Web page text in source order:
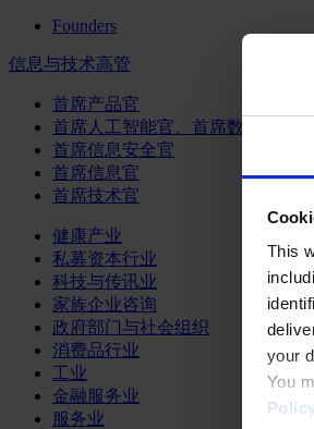
This
your
You
Founders
信息与技术高管
首席产品官
首席人工智能官、首席数据官和首
首席信息安全官
首席信息官
首席技术官
健康产业
私募资本行业
科技与传讯业
家族企业咨询
政府部门与社会组织
消费品行业
工业
金融服务业
服务业